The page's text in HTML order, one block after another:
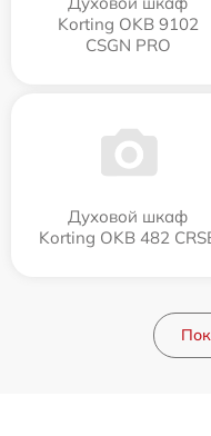
Korting OKB 9102
CSGN PRO
Духовой шкаф
Korting OKB 482